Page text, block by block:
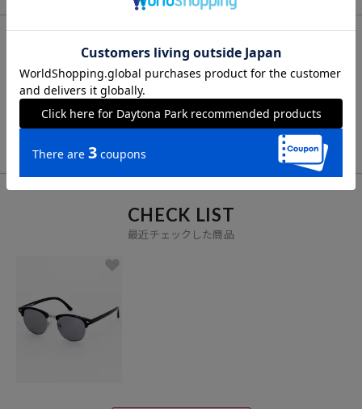
FOR YOU
あなたにおすすめのアイテム
VIEW ALL
CHECK LIST
最近チェックした商品